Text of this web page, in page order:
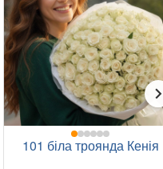
101 біла троянда Кенія